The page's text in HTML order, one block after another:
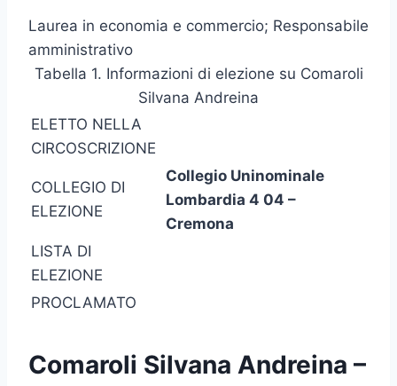
Laurea in economia e commercio; Responsabile
amministrativo
Tabella 1. Informazioni di elezione su Comaroli
Silvana Andreina
ELETTO NELLA
CIRCOSCRIZIONE
COLLEGIO DI
ELEZIONE
Collegio Uninominale
Lombardia 4 04 –
Cremona
LISTA DI
ELEZIONE
PROCLAMATO
Comaroli Silvana Andreina –